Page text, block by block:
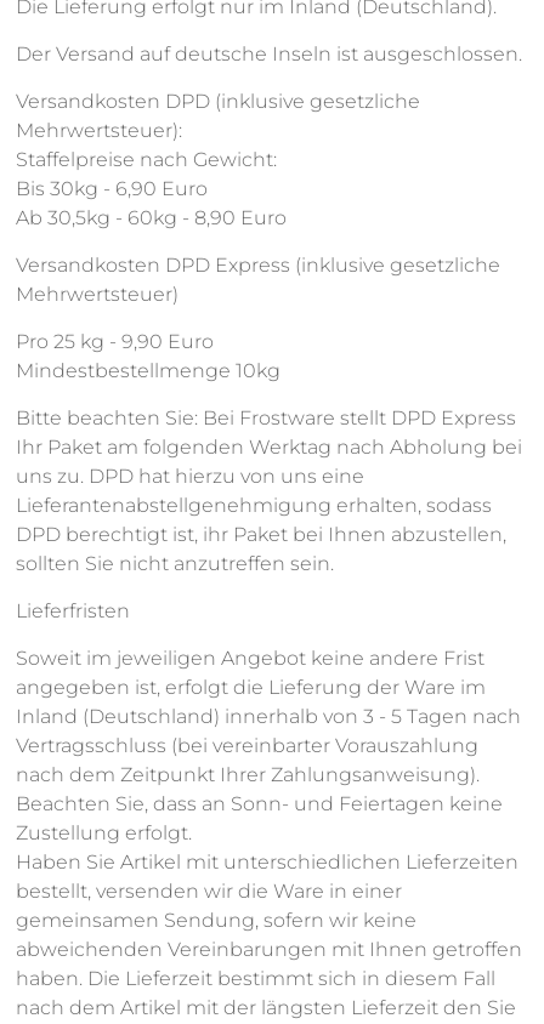
Die Lieferung erfolgt nur im Inland (Deutschland).
Der Versand auf deutsche Inseln ist ausgeschlossen.
Versandkosten DPD (inklusive gesetzliche
Mehrwertsteuer):
Staffelpreise nach Gewicht:
Bis 30kg - 6,90 Euro
Ab 30,5kg - 60kg - 8,90 Euro
Versandkosten DPD Express (inklusive gesetzliche
Mehrwertsteuer)
Pro 25 kg - 9,90 Euro
Mindestbestellmenge 10kg
Bitte beachten Sie: Bei Frostware stellt DPD Express
Ihr Paket am folgenden Werktag nach Abholung bei
uns zu. DPD hat hierzu von uns eine
Lieferantenabstellgenehmigung erhalten, sodass
DPD berechtigt ist, ihr Paket bei Ihnen abzustellen,
sollten Sie nicht anzutreffen sein.
Lieferfristen
Soweit im jeweiligen Angebot keine andere Frist
angegeben ist, erfolgt die Lieferung der Ware im
Inland (Deutschland) innerhalb von 3 - 5 Tagen nach
Vertragsschluss (bei vereinbarter Vorauszahlung
nach dem Zeitpunkt Ihrer Zahlungsanweisung).
Beachten Sie, dass an Sonn- und Feiertagen keine
Zustellung erfolgt.
Haben Sie Artikel mit unterschiedlichen Lieferzeiten
bestellt, versenden wir die Ware in einer
gemeinsamen Sendung, sofern wir keine
abweichenden Vereinbarungen mit Ihnen getroffen
haben. Die Lieferzeit bestimmt sich in diesem Fall
nach dem Artikel mit der längsten Lieferzeit den Sie